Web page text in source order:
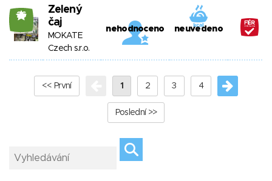
26
Zelený
čaj
MOKATE
Czech s.r.o.
nehodnoceno neuvedeno
<< První 1 2 3 4
Poslední >>